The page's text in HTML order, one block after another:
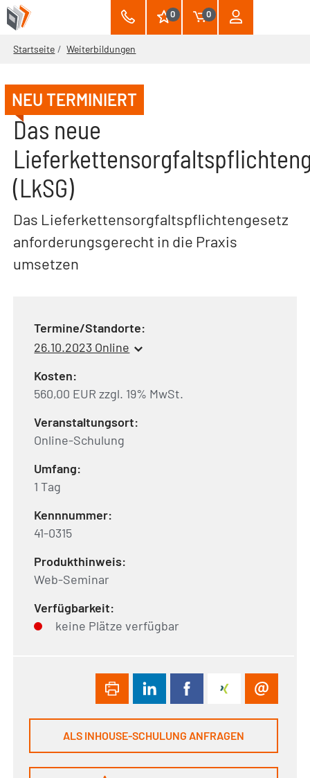
0 0
Startseite Weiterbildungen
NEU TERMINIERT
Das neue
(LkSG)
Das Lieferkettensorgfaltspflichtengesetz
anforderungsgerecht in die Praxis
umsetzen
Termine/Standorte:
26.10.2023 Online
Kosten:
560,00 EUR zzgl. 19% MwSt.
Veranstaltungsort:
Online-Schulung
Umfang:
1 Tag
Kennnummer:
41-0315
Produkthinweis:
Web-Seminar
Verfügbarkeit:
keine Plätze verfügbar
ALS INHOUSE-SCHULUNG ANFRAGEN